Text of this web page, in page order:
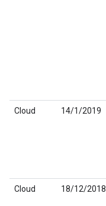
Cloud 14/1/2019
Cloud 18/12/2018